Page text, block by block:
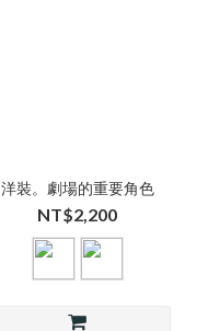
洋裝。劇場的重要角色
NT$2,200